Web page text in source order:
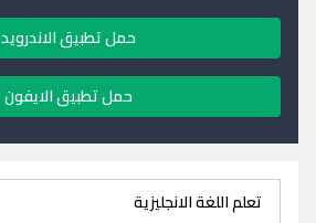
حمل تطبيق الاندرويد
حمل تطبيق الايفون
تعلم اللغة الانجليزية